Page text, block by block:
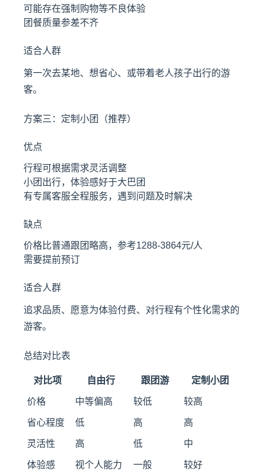
可能存在强制购物等不良体验
团餐质量参差不齐
适合人群
第一次去某地、想省心、或带着老人孩子出行的游
客。
方案三：定制小团（推荐）
优点
行程可根据需求灵活调整
小团出行，体验感好于大巴团
有专属客服全程服务，遇到问题及时解决
缺点
价格比普通跟团略高，参考1288-3864元/人
需要提前预订
适合人群
追求品质、愿意为体验付费、对行程有个性化需求的
游客。
总结对比表
对比项 自由行 跟团游 定制小团
价格 中等偏高 较低 较高
省心程度 低 高 高
灵活性 高 低 中
体验感 视个人能力 一般 较好